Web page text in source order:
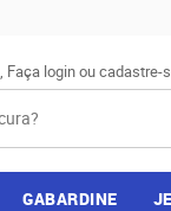
Faça loginoucadastre-
GABARDINE